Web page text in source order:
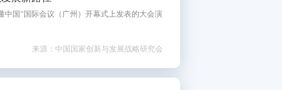
中国”国际会议（广州）开幕式上发表的大会演
来源：中国国家创新与发展战略研究会